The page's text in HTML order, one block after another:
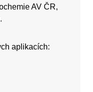
AV ČR,
aplikacích: